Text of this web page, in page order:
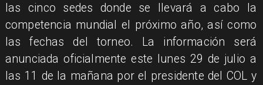
las cinco sedes donde se llevará a cabo la
competencia mundial el próximo año, así como
las fechas del torneo. La información será
anunciada oficialmente este lunes 29 de julio a
las 11 de la mañana por el presidente del COL y